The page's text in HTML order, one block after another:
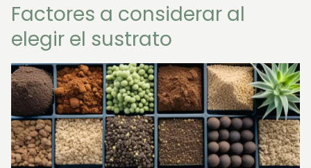
Factores a considerar al
elegir el sustrato